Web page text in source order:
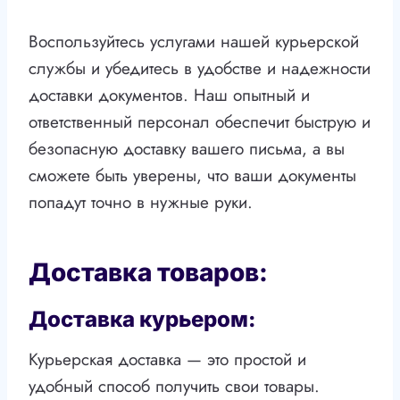
Воспользуйтесь услугами нашей курьерской
службы и убедитесь в удобстве и надежности
доставки документов. Наш опытный и
ответственный персонал обеспечит быструю и
безопасную доставку вашего письма, а вы
сможете быть уверены, что ваши документы
попадут точно в нужные руки.
Доставка товаров:
Доставка курьером:
Курьерская доставка — это простой и
удобный способ получить свои товары.